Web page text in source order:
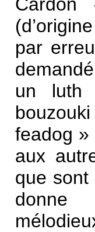
par
un luth
feadog »
aux
que
donne